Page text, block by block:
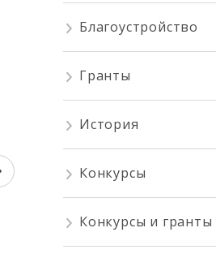
Благоустройство
Гранты
История
Конкурсы
Конкурсы и гранты